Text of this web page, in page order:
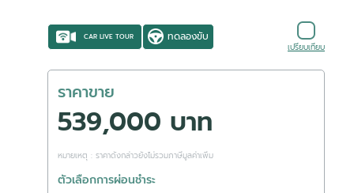
CAR LIVE TOUR ทดลองขับ
เปรียบเทียบ
ราคาขาย
539,000 บาท
หมายเหตุ : ราคาดังกล่าวยังไม่รวมภาษีมูลค่าเพิ่ม
ตัวเลือกการผ่อนชำระ